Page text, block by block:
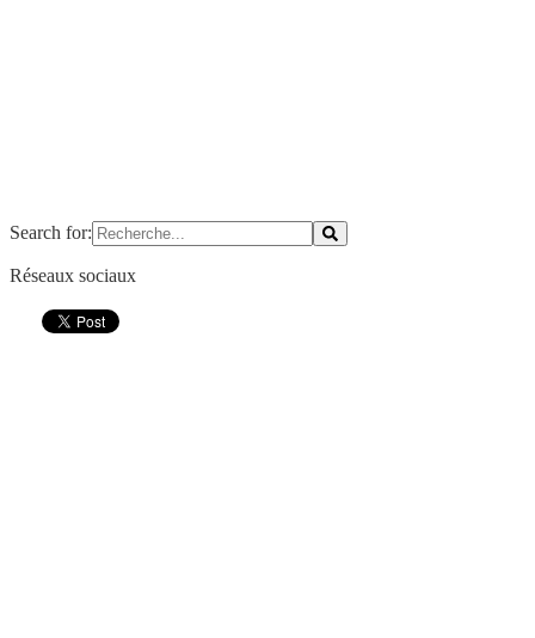
Search for:
Réseaux sociaux